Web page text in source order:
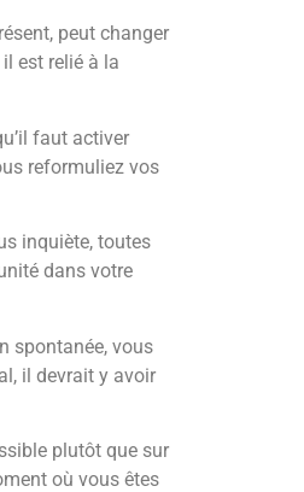
peut changer
est relié à la
faut activer
reformuliez vos
inquiète, toutes
dans votre
spontanée, vous
il devrait y avoir
plutôt que sur
où vous êtes